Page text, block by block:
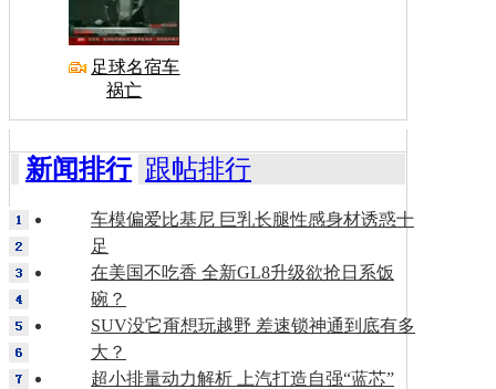
足球名宿车
祸亡
新闻排行 跟帖排行
车模偏爱比基尼 巨乳长腿性感身材诱惑十
足
在美国不吃香 全新GL8升级欲抢日系饭
碗？
SUV没它甭想玩越野 差速锁神通到底有多
大？
超小排量动力解析 上汽打造自强“蓝芯”